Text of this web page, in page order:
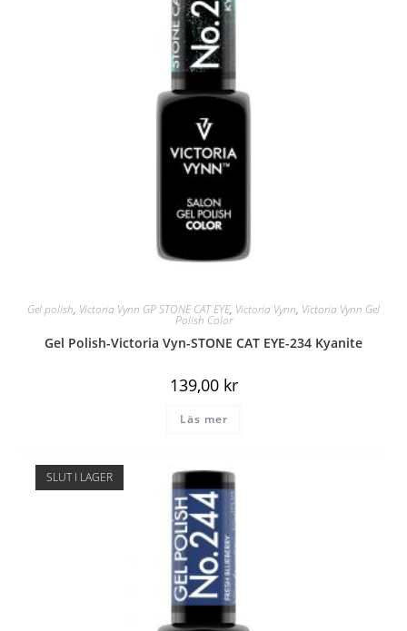
Gel polish, Victoria Vynn GP STONE CAT EYE, Victoria Vynn, Victoria Vynn Gel
Polish Color
Gel Polish-Victoria Vyn-STONE CAT EYE-234 Kyanite
139,00 kr
Läs mer
SLUT I LAGER